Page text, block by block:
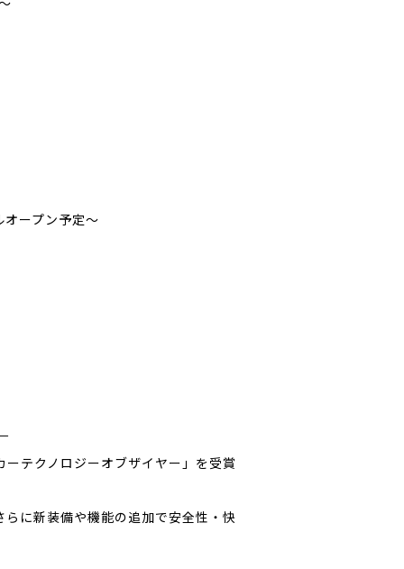
ープン予定～
テクノロジーオブザイヤー」を受賞
に新装備や機能の追加で安全性・快